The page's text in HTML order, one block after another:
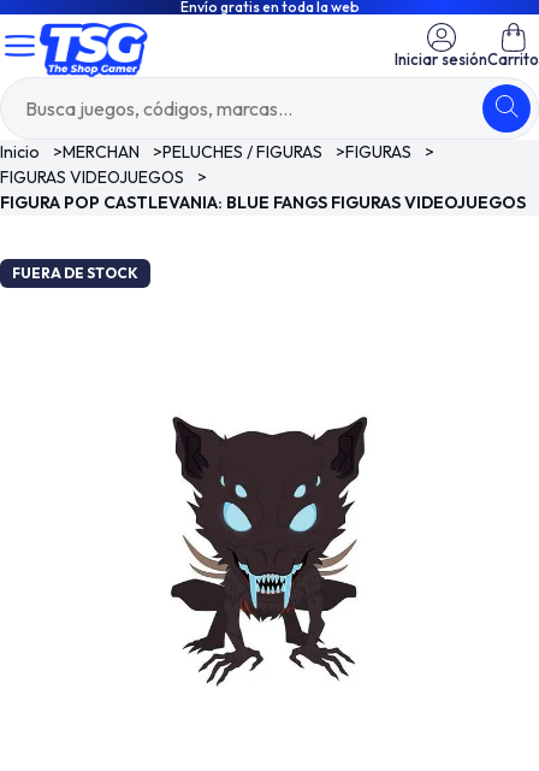
Envío gratis en toda la web
Iniciar sesiónCarrito
Inicio >MERCHAN >PELUCHES / FIGURAS >FIGURAS
>
FIGURAS VIDEOJUEGOS
>
FIGURA POP CASTLEVANIA: BLUE FANGS FIGURAS VIDEOJUEGOS
FUERA DE STOCK